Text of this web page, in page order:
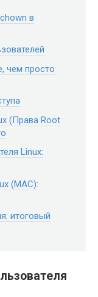
в
чем просто
(Права Root
Linux:
(MAC):
итоговый